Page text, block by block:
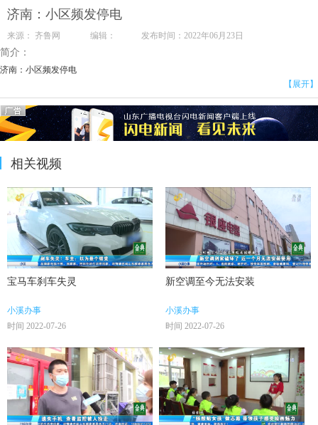
济南：小区频发停电
来源： 齐鲁网 编辑： 发布时间：2022年06月23日
简介：
济南：小区频发停电
【展开】
相关视频
宝马车刹车失灵
小溪办事
时间 2022-07-26
新空调至今无法安装
小溪办事
时间 2022-07-26